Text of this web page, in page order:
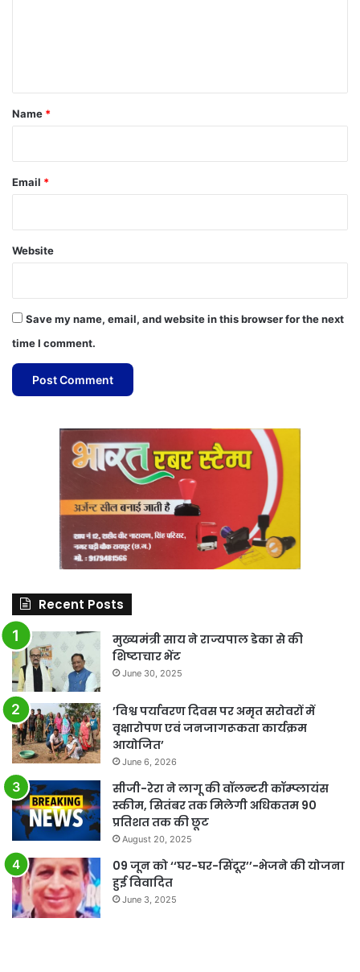
*
Name *
Email *
Website
Save my name, email, and website in this browser for the next
time I comment.
Recent Posts
मुख्यमंत्री साय ने राज्यपाल डेका से की
शिष्टाचार भेंट
June 30, 2025
’विश्व पर्यावरण दिवस पर अमृत सरोवरों में
वृक्षारोपण एवं जनजागरूकता कार्यक्रम
आयोजित’
June 6, 2026
सीजी-रेरा ने लागू की वॉलन्टरी कॉम्प्लायंस
स्कीम, सितंबर तक मिलेगी अधिकतम 90
प्रतिशत तक की छूट
August 20, 2025
09 जून को ‘‘घर-घर-सिंदूर’’-भेजने की योजना
हुई विवादित
June 3, 2025